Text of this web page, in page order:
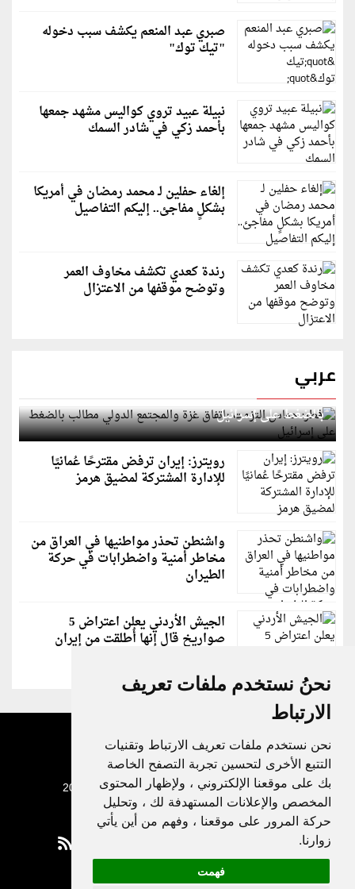
نحنُ نستخدم ملفات تعريف
الارتباط
نحن نستخدم ملفات تعريف الارتباط وتقنيات
التتبع الأخرى لتحسين تجربة التصفح الخاصة
بك على موقعنا الإلكتروني ، ولإظهار المحتوى
المخصص والإعلانات المستهدفة لك ، وتحليل
حركة المرور على موقعنا ، وفهم من أين يأتي
زوارنا.
فهمت
صبري عبد المنعم يكشف سبب دخوله
"تيك توك"
نبيلة عبيد تروي كواليس مشهد جمعها
بأحمد زكي في شادر السمك
إلغاء حفلين لـ محمد رمضان في أمريكا
بشكلٍ مفاجئ.. إليكم التفاصيل
رندة كعدي تكشف مخاوف العمر
وتوضح موقفها من الاعتزال
عربي
قطر: حماس التزمت باتفاق غزة والمجتمع الدولي مطالب
بالضغط على إسرائيل
رويترز: إيران ترفض مقترحًا عُمانيًا
للإدارة المشتركة لمضيق هرمز
واشنطن تحذر مواطنيها في العراق من
مخاطر أمنية واضطرابات في حركة
الطيران
الجيش الأردني يعلن اعتراض 5
صواريخ قال إنها أُطلقت من إيران
جميع الحقوق محفوظة لدنيا الوطن © 2003 - 2022